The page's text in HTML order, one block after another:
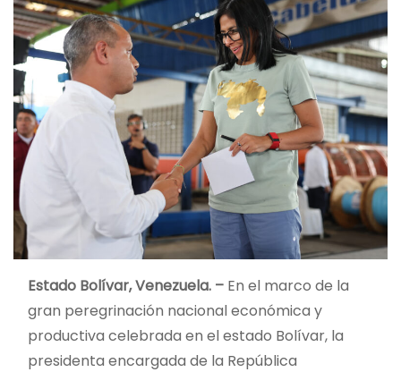
Estado Bolívar, Venezuela. – En el marco de la
gran peregrinación nacional económica y
productiva celebrada en el estado Bolívar, la
presidenta encargada de la República